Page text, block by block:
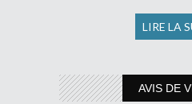
LIRE LA
AVIS DE